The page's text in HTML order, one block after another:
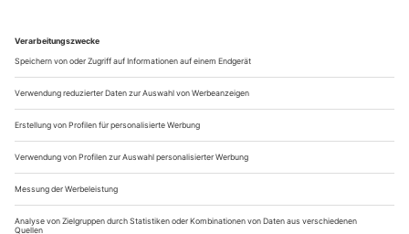
in Kraft.
Aus steuerlichen Gründen abweichende Preise für Käufe
außerhalb Deutschlands (Endpreis vor Auslösen der Bestellung
ersichtlich)
9,99 €